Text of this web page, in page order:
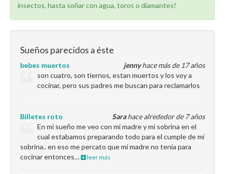
insectos, hasta soñar con agua, toros o diamantes!
Sueños parecidos a éste
jennyhace más de 17 años
bebes muertos
son cuatro, son tiernos, estan muertos y los voy a
cocinar, pero sus padres me buscan para reclamarlos
Sarahace alrededor de 7 años
Billetes roto
En mi sueño me veo con mi madre y mi sobrina en el
cual estabamos preparando todo para el cumple de mi
sobrina.. en eso me percato que mi madre no tenia para
cocinar entonces…
leer más